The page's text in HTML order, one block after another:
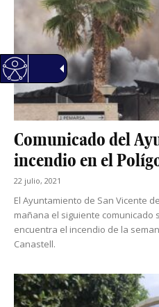
Comunicado del
incendio en el
22 julio, 2021
El Ayuntamiento de San Vicente
mañana el siguiente comunicado
encuentra el incendio de la
Canastell.